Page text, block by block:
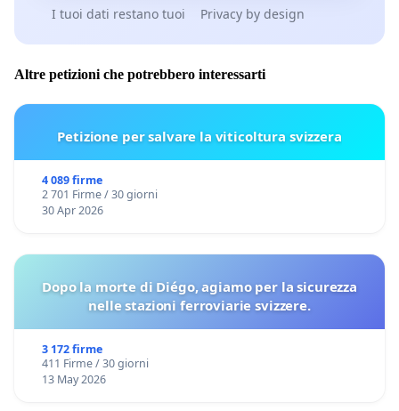
I tuoi dati restano tuoi Privacy by design
Altre petizioni che potrebbero interessarti
Petizione per salvare la viticoltura svizzera
4 089 firme
2 701 Firme / 30 giorni
30 Apr 2026
Dopo la morte di Diégo, agiamo per la sicurezza
nelle stazioni ferroviarie svizzere.
3 172 firme
411 Firme / 30 giorni
13 May 2026